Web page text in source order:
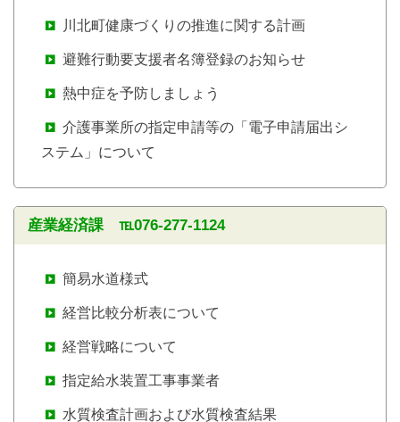
川北町健康づくりの推進に関する計画
避難行動要支援者名簿登録のお知らせ
熱中症を予防しましょう
介護事業所の指定申請等の「電子申請届出シ
ステム」について
産業経済課 ℡076-277-1124
簡易水道様式
経営比較分析表について
経営戦略について
指定給水装置工事事業者
水質検査計画および水質検査結果